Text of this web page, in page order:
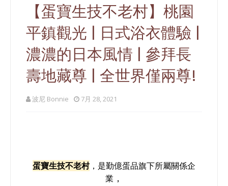
【蛋寶生技不老村】桃園
平鎮觀光 | 日式浴衣體驗 |
濃濃的日本風情 | 參拜長
壽地藏尊 | 全世界僅兩尊!
波尼 Bonnie 7月 28, 2021
蛋寶生技不老村 ，是勤億蛋品旗下所屬關係企
業 ，